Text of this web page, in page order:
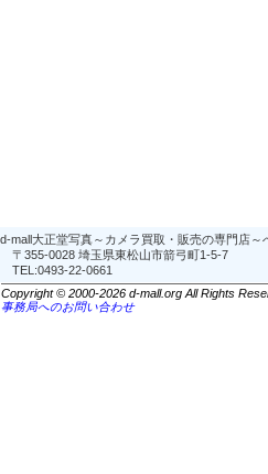
d-mall大正堂写真～カメラ買取・販売の専門店～
〒355-0028 埼玉県東松山市箭弓町1-5-7
TEL:0493-22-0661
Copyright © 2000-2026 d-mall.org All Rights
事務局へのお問い合わせ